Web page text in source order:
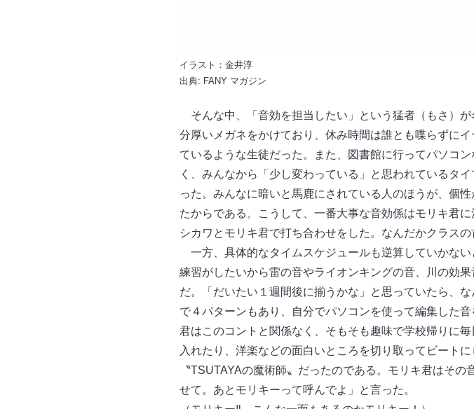
イラスト：金井淳
出典: FANY マガジン
そんな中、「音効を担当したい」という猛者（もさ）
分厚いメガネをかけており、休み時間は誰とも喋らずに
ているような生徒だった。また、図書館に行ってパソコ
く、みんなから「少し変わっている」と思われているタ
った。みんなに暗いと馬鹿にされている人のほうが、個
たからである。こうして、一番大事な音効係はモリキ君
シカワとモリキ君で打ち合わせをした。なんだかクラスの
一方、具体的なタイムスケジュールも逆算していかな
練習がしたいから雷の音やライオンキングの音、川の効
だ。「だいたい１週間後に揃うかな」と思っていたら、
で４パターンもあり、自分でパソコンを使って編集した
君はこのコントと関係なく、そもそも趣味で学校帰りに
入れたり、洋楽などの面白いところを切り取ってビート
〝TSUTAYAの魔術師〟だったのである。モリキ君はそ
せて。あとモリキーって呼んでよ」と言った。